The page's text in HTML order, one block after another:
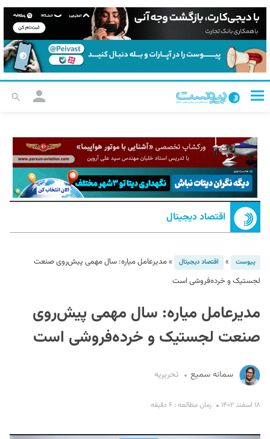
اقتصاد دیجیتال
پیوست » اقتصاد دیجیتال »مدیرعامل میاره: سال مهمی پیش‌روی صنعت
لجستیک و خرده‌فروشی است
مدیرعامل میاره: سال مهمی پیش‌روی
صنعت لجستیک و خرده‌فروشی است
سمانه سمیع تحریریه
۱۸ اسفند ۱۴۰۲ زمان مطالعه : ۶ دقیقه